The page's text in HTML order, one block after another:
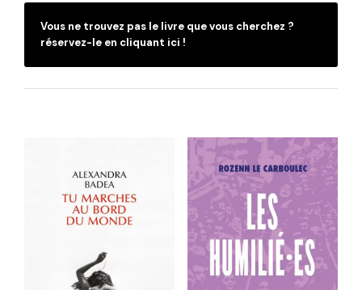
Vous ne trouvez pas le livre que vous cherchez ?
réservez-le en cliquant ici !